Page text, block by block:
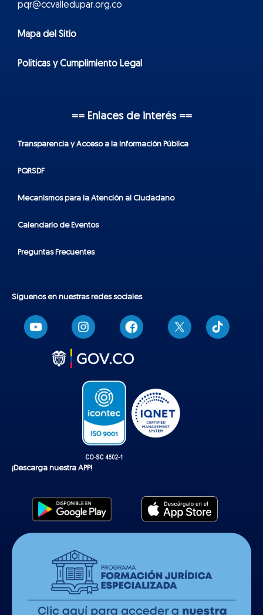
pqr@ccvalledupar.org.co
Mapa del Sitio
Políticas y Cumplimiento Legal
== Enlaces de interés ==
Transparencia y Acceso a la Información Pública
PQRSDF
Mecanismos para la Atención al Ciudadano
Calendario de Eventos
Preguntas Frecuentes
Síguenos en nuestras redes sociales
T
i
k
¡Descarga nuestra APP!